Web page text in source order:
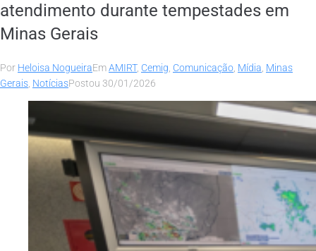
atendimento durante tempestades em
Minas Gerais
Por Heloisa NogueiraEmAMIRT, Cemig Comunicação Mídia Minas
Gerais NotíciasPostou 30/01/2026